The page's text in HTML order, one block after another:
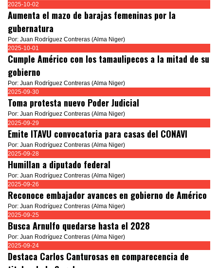
2025-10-02
Aumenta el mazo de barajas femeninas por la
gubernatura
Por: Juan Rodríguez Contreras (Alma Niger)
2025-10-01
Cumple Américo con los tamaulipecos a la mitad de su
gobierno
Por: Juan Rodríguez Contreras (Alma Niger)
2025-09-30
Toma protesta nuevo Poder Judicial
Por: Juan Rodríguez Contreras (Alma Niger)
2025-09-29
Emite ITAVU convocatoria para casas del CONAVI
Por: Juan Rodríguez Contreras (Alma Niger)
2025-09-28
Humillan a diputado federal
Por: Juan Rodríguez Contreras (Alma Niger)
2025-09-26
Reconoce embajador avances en gobierno de Américo
Por: Juan Rodríguez Contreras (Alma Niger)
2025-09-25
Busca Arnulfo quedarse hasta el 2028
Por: Juan Rodríguez Contreras (Alma Niger)
2025-09-24
Destaca Carlos Canturosas en comparecencia de